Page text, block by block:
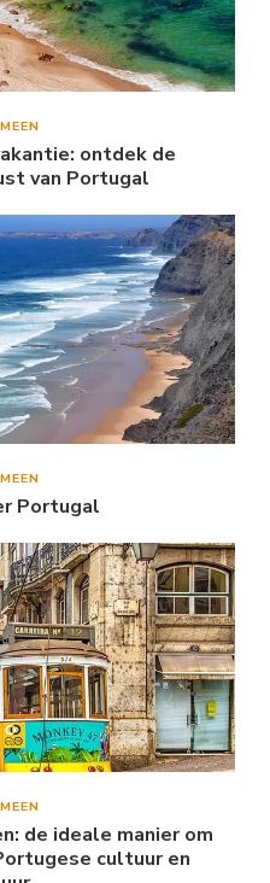
ontdek de
van Portugal
Portugal
de ideale manier om
cultuur en